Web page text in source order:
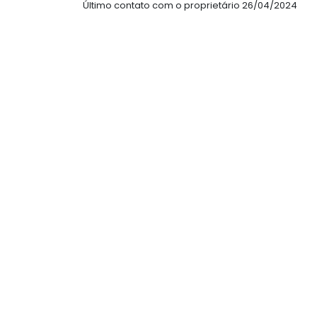
Último contato com o proprietário 26/04/2024